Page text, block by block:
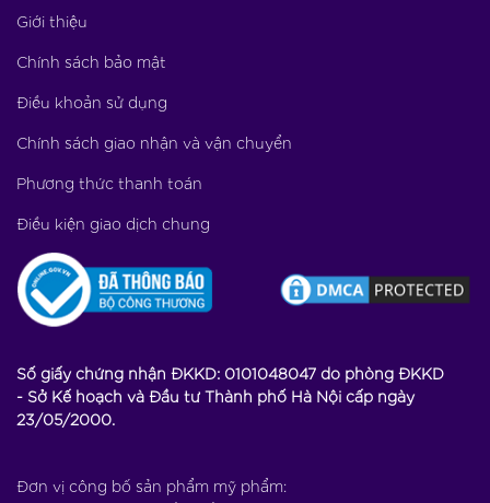
Giới thiệu
Chính sách bảo mật
Điều khoản sử dụng
Chính sách giao nhận và vận chuyển
Phương thức thanh toán
Điều kiện giao dịch chung
Số giấy chứng nhận ĐKKD: 0101048047 do phòng ĐKKD
- Sở Kế hoạch và Đầu tư Thành phố Hà Nội cấp ngày
23/05/2000.
Đơn vị công bố sản phẩm mỹ phẩm: